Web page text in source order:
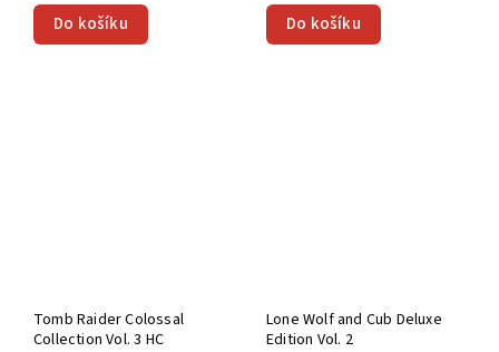
Do košíku Do košíku
Tomb Raider Colossal
Collection Vol. 3 HC
Lone Wolf and Cub Deluxe
Edition Vol. 2